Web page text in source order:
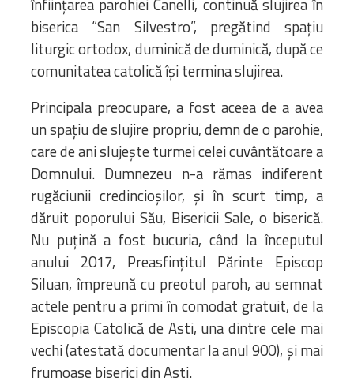
înființarea parohiei Canelli, continuă slujirea în
biserica “San Silvestro”, pregătind spațiu
liturgic ortodox, duminică de duminică, după ce
comunitatea catolică își termina slujirea.
Principala preocupare, a fost aceea de a avea
un spațiu de slujire propriu, demn de o parohie,
care de ani slujește turmei celei cuvântătoare a
Domnului. Dumnezeu n-a rămas indiferent
rugăciunii credincioșilor, și în scurt timp, a
dăruit poporului Său, Bisericii Sale, o biserică.
Nu puțină a fost bucuria, când la începutul
anului 2017, Preasfințitul Părinte Episcop
Siluan, împreună cu preotul paroh, au semnat
actele pentru a primi în comodat gratuit, de la
Episcopia Catolică de Asti, una dintre cele mai
vechi (atestată documentar la anul 900), și mai
frumoase biserici din Asti.